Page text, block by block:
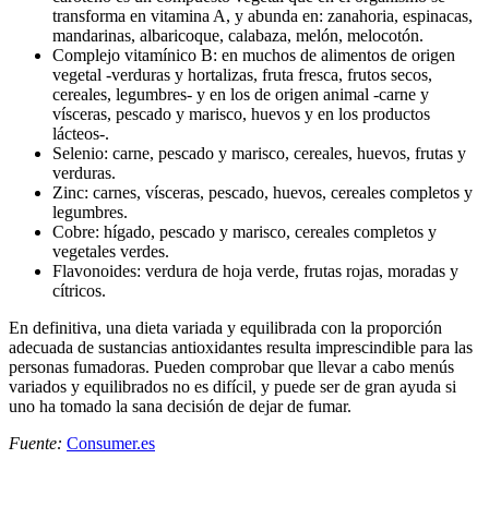
transforma en vitamina A, y abunda en: zanahoria, espinacas,
mandarinas, albaricoque, calabaza, melón, melocotón.
Complejo vitamínico B: en muchos de alimentos de origen
vegetal -verduras y hortalizas, fruta fresca, frutos secos,
cereales, legumbres- y en los de origen animal -carne y
vísceras, pescado y marisco, huevos y en los productos
lácteos-.
Selenio: carne, pescado y marisco, cereales, huevos, frutas y
verduras.
Zinc: carnes, vísceras, pescado, huevos, cereales completos y
legumbres.
Cobre: hígado, pescado y marisco, cereales completos y
vegetales verdes.
Flavonoides: verdura de hoja verde, frutas rojas, moradas y
cítricos.
En definitiva, una dieta variada y equilibrada con la proporción
adecuada de sustancias antioxidantes resulta imprescindible para las
personas fumadoras. Pueden comprobar que llevar a cabo menús
variados y equilibrados no es difícil, y puede ser de gran ayuda si
uno ha tomado la sana decisión de dejar de fumar.
Fuente: Consumer.es